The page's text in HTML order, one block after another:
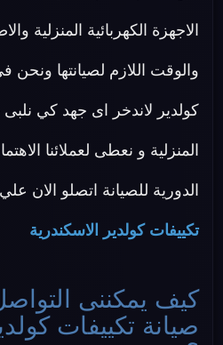
الاجهزة الكهربائية المنزلية
والوقت اللازم لصيانتها
كولدير لاندخر اى جهد كي
المنزلية و نعطى لعملائنا
الدورية للصيانة اتصلو الان
تكييفات كولدير الاسكندرية
كيف يمكننى
صيانة تكييفات